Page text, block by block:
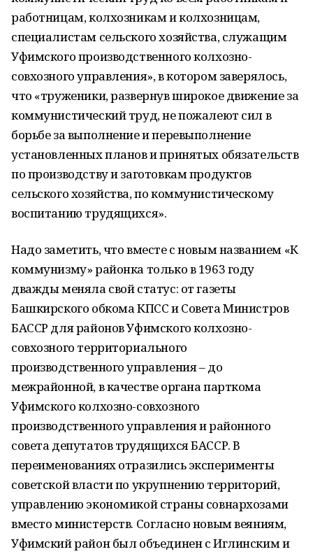
работницам, колхозникам и колхозницам,
специалистам сельского хозяйства, служащим
Уфимского производственного колхозно-
совхозного управления», в котором заверялось,
что «труженики, развернув широкое движение за
коммунистический труд, не пожалеют сил в
борьбе за выполнение и перевыполнение
установленных планов и принятых обязательств
по производству и заготовкам продуктов
сельского хозяйства, по коммунистическому
воспитанию трудящихся».
Надо заметить, что вместе с новым названием «К
коммунизму» районка только в 1963 году
дважды меняла свой статус: от газеты
Башкирского обкома КПСС и Совета Министров
БАССР для районов Уфимского колхозно-
совхозного территориального
производственного управления – до
межрайонной, в качестве органа парткома
Уфимского колхозно-совхозного
производственного управления и районного
совета депутатов трудящихся БАССР. В
переименованиях отразились эксперименты
советской власти по укрупнению территорий,
управлению экономикой страны совнархозами
вместо министерств. Согласно новым веяниям,
Уфимский район был объединен с Иглинским и